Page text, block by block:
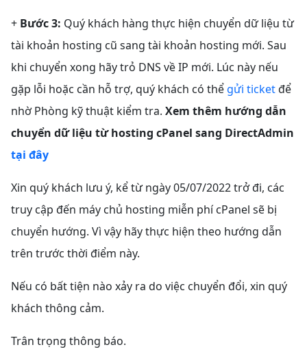
+ Bước 3: Quý khách hàng thực hiện chuyển dữ liệu từ
tài khoản hosting cũ sang tài khoản hosting mới. Sau
khi chuyển xong hãy trỏ DNS về IP mới. Lúc này nếu
gặp lỗi hoặc cần hỗ trợ, quý khách có thể gửi ticketđể
nhờ Phòng kỹ thuật kiểm tra. Xem thêm hướng dẫn
chuyển dữ liệu từ hosting cPanel sang DirectAdmin
tại đây
Xin quý khách lưu ý, kể từ ngày 05/07/2022 trở đi, các
truy cập đến máy chủ hosting miễn phí cPanel sẽ bị
chuyển hướng. Vì vậy hãy thực hiện theo hướng dẫn
trên trước thời điểm này.
Nếu có bất tiện nào xảy ra do việc chuyển đổi, xin quý
khách thông cảm.
Trân trọng thông báo.